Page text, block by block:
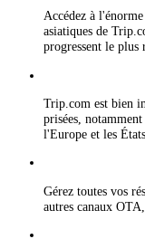
Accédez à
asiatiques de
progressent le plus
Trip.com est bien
prisées,
l'Europe et les
Gérez toutes vos
autres canaux